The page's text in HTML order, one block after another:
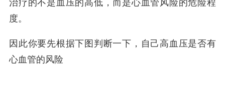
治疗的不是血压的高低，而是心血管风险的危险程
度。
因此你要先根据下图判断一下，自己高血压是否有
心血管的风险